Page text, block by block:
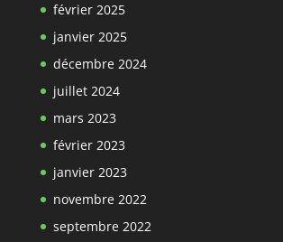
février 2025
janvier 2025
décembre 2024
juillet 2024
mars 2023
février 2023
janvier 2023
novembre 2022
septembre 2022